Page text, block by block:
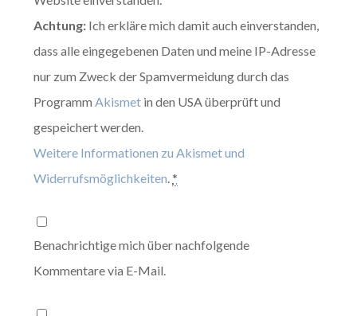
Achtung: Ich erkläre mich damit auch einverstanden,
dass alle eingegebenen Daten und meine IP-Adresse
nur zum Zweck der Spamvermeidung durch das
ProgrammAkismet in den USA überprüft und
gespeichert werden.
Weitere Informationen zu Akismet und
Widerrufsmöglichkeiten.*
Benachrichtige mich über nachfolgende
Kommentare via E-Mail.